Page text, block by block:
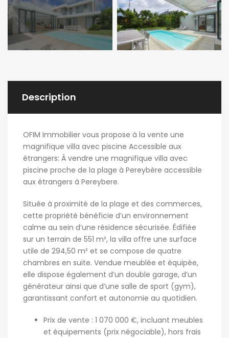
Description
OFIM Immobilier vous propose à la vente une
magnifique villa avec piscine Accessible aux
étrangers: À vendre une magnifique villa avec
piscine proche de la plage à Pereybère accessible
aux étrangers à Pereybere.
Située à proximité de la plage et des commerces,
cette propriété bénéficie d’un environnement
calme au sein d’une résidence sécurisée. Édifiée
sur un terrain de 551 m², la villa offre une surface
utile de 294,50 m² et se compose de quatre
chambres en suite. Vendue meublée et équipée,
elle dispose également d’un double garage, d’un
générateur ainsi que d’une salle de sport (gym),
garantissant confort et autonomie au quotidien.
Prix de vente : 1 070 000 €, incluant meubles
et équipements (prix négociable), hors frais